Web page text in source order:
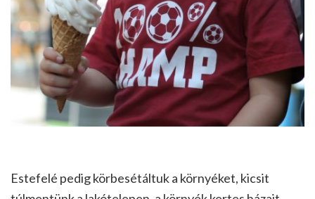
Estefelé pedig körbesétáltuk a környéket, kicsit